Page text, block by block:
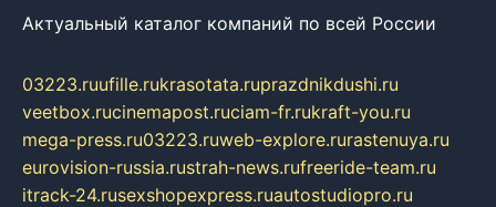
Актуальный каталог компаний по всей России
03223.ruufille.rukrasotata.ruprazdnikdushi.ru
veetbox.rucinemapost.ruciam-fr.rukraft-you.ru
mega-press.ru03223.ruweb-explore.rurastenuya.ru
eurovision-russia.rustrah-news.rufreeride-team.ru
itrack-24.rusexshopexpress.ruautostudiopro.ru